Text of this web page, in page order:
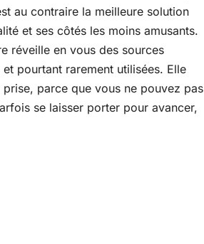
au contraire la meilleure solution
et ses côtés les moins amusants.
réveille en vous des sources
pourtant rarement utilisées. Elle
parce que vous ne pouvez pas
se laisser porter pour avancer,